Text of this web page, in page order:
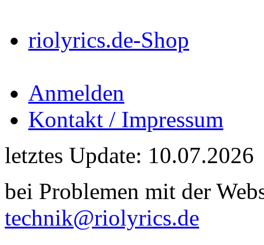
riolyrics.de-Shop
Anmelden
Kontakt / Impressum
letztes Update: 10.07.2026
bei Problemen mit der
technik@riolyrics.de